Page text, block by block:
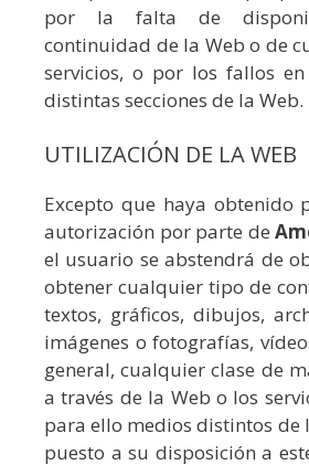
por la falta de
continuidad de la Web o de
servicios, o por los fallos
distintas secciones de la Web.
UTILIZACIÓN DE LA WEB
Excepto que haya obtenido
autorización por parte de
el usuario se abstendrá de
obtener cualquier tipo de
textos, gráficos, dibujos,
imágenes o fotografías,
general, cualquier clase de
a través de la Web o los
para ello medios distintos de
puesto a su disposición a